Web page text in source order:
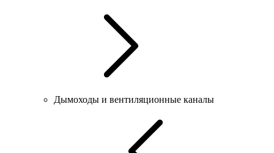
Дымоходы и вентиляционные каналы